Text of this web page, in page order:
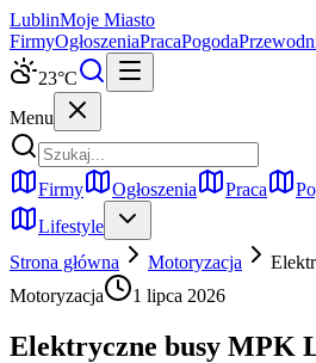
LublinMoje Miasto
FirmyOgłoszeniaPracaPogoda
23°C
Menu
Firmy Ogłoszenia Praca
Lifestyle
Strona główna
Motoryzacja
Motoryzacja
1 lipca 2026
Elektryczne busy MPK